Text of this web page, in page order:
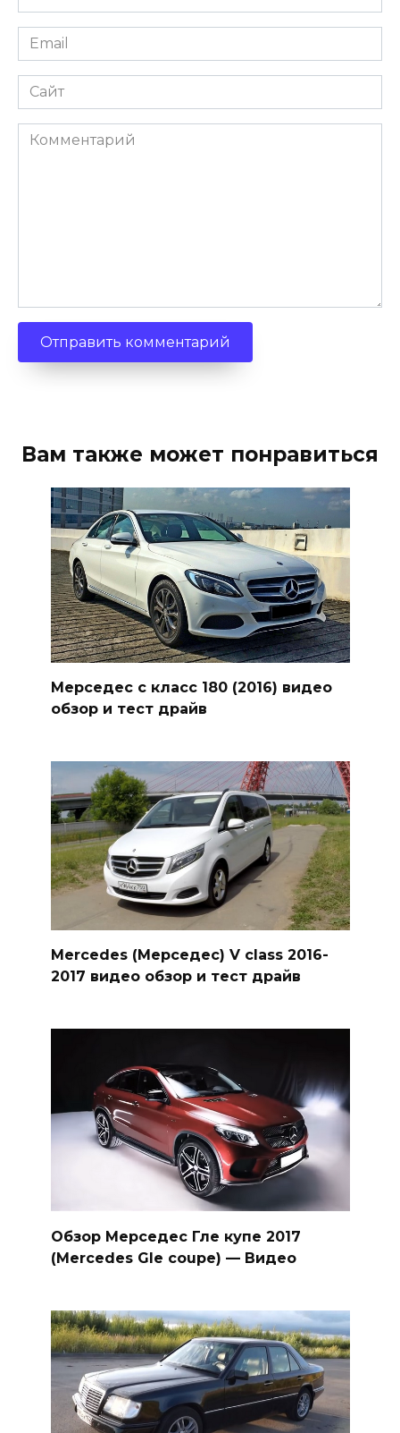
*
Email
*
Сайт
Комментарий
Вам также может понравиться
Мерседес с класс 180 (2016) видео
обзор и тест драйв
Mercedes (Мерседес) V class 2016-
2017 видео обзор и тест драйв
Обзор Мерседес Гле купе 2017
(Mercedes Gle coupe) — Видео